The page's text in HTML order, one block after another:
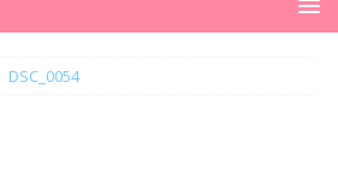
DSC_0054